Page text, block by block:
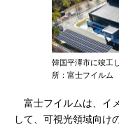
韓国平澤市に竣工
所：富士フイルム
富士フイルムは、イ
して、可視光領域向け